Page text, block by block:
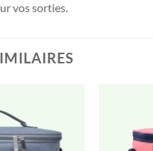
vos sorties.